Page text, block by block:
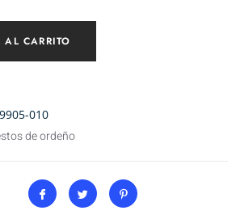
CARRITO
010
de ordeño